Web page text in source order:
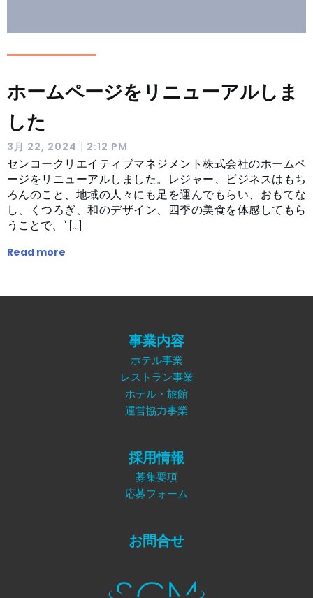
ホームページをリニューアルしま
した
3月 22, 2024 | 2:12 PM
センコークリエイティブマネジメント株式会社のホームペ
ージをリニューアルしました。レジャー、ビジネスはもち
ろんのこと、地域の人々にも足を運んでもらい、おもてな
し、くつろぎ、和のデザイン、四季の美食を体感してもら
うことで、“ […]
Read more
事業内容
ホテル事業
レストラン事業
ホテル・旅館
運営協力事業
採用情報
募集要項
応募フォーム
お問合せ